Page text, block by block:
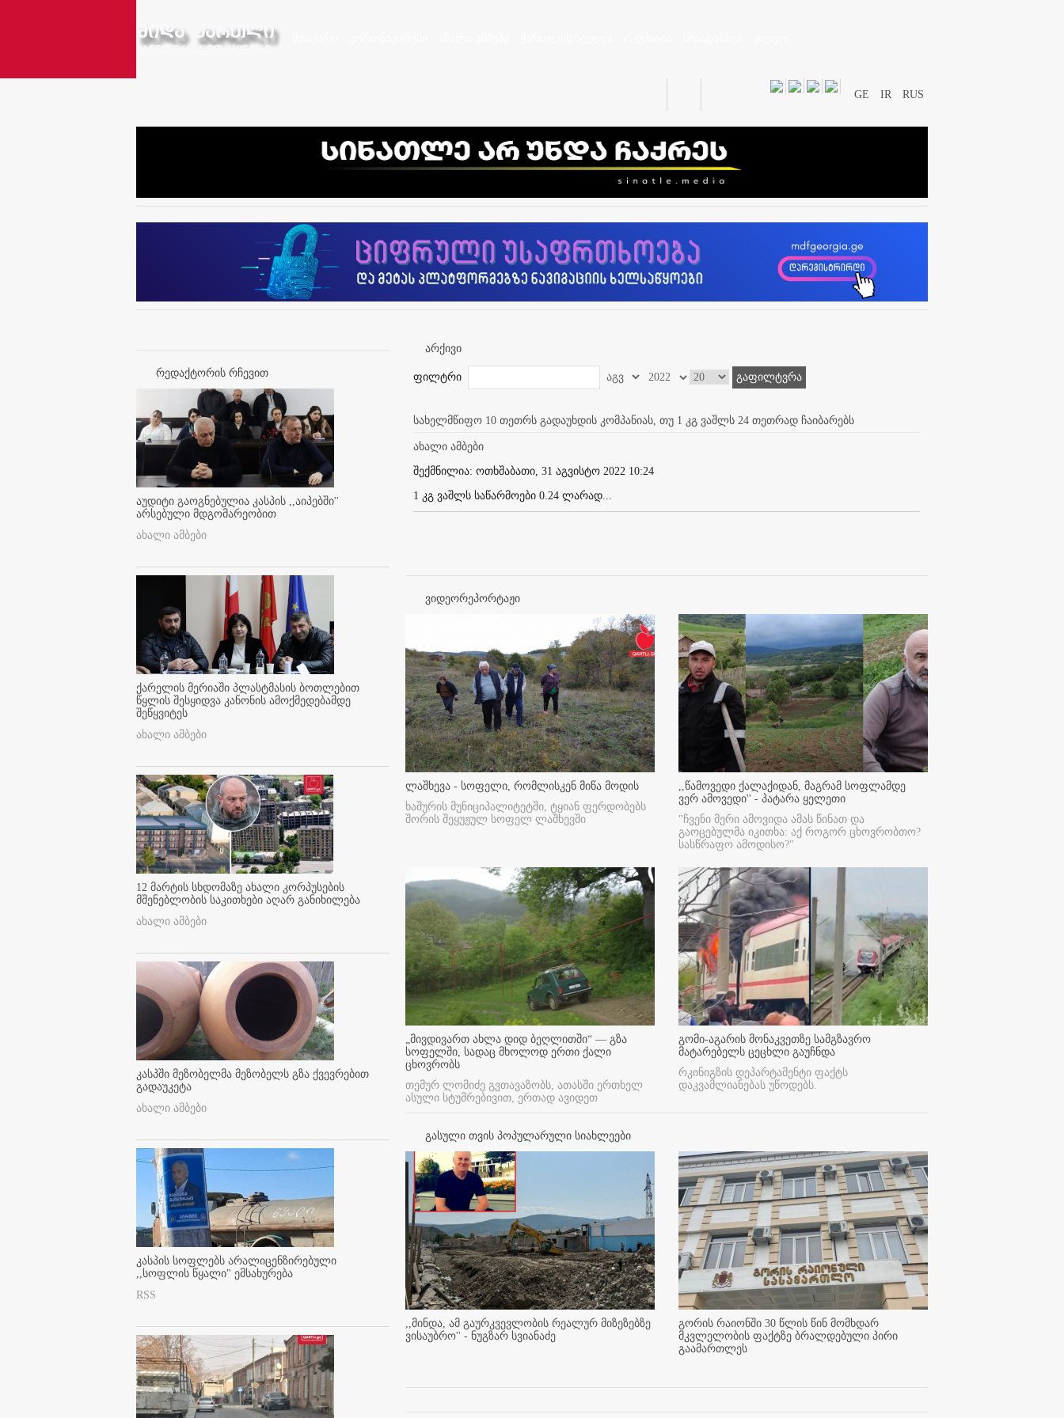
GE IR RUS
რედაქტორის რჩევით
აუდიტი გაოგნებულია კასპის ,,აიპებში''
არსებული მდგომარეობით
ახალი ამბები
ქარელის მერიაში პლასტმასის ბოთლებით
წყლის შესყიდვა კანონის ამოქმედებამდე
შეწყვიტეს
ახალი ამბები
12 მარტის სხდომაზე ახალი კორპუსების
მშენებლობის საკითხები აღარ განიხილება
ახალი ამბები
კასპში მეზობელმა მეზობელს გზა ქვევრებით
გადაუკეტა
ახალი ამბები
კასპის სოფლებს არალიცენზირებული
,,სოფლის წყალი" ემსახურება
RSS
არქივი
ფილტრი გაფილტვრა
სახელმწიფო 10 თეთრს გადაუხდის კომპანიას, თუ 1 კგ ვაშლს 24 თეთრად ჩაიბარებს
ახალი ამბები
შექმნილია: ოთხშაბათი, 31 აგვისტო 2022 10:24
1 კგ ვაშლს საწარმოები 0.24 ლარად...
ვიდეორეპორტაჟი
ლაშხევა - სოფელი, რომლისკენ მიწა მოდის
ხაშურის მუნიციპალიტეტში, ტყიან ფერდობებს
შორის შეყუჟულ სოფელ ლაშხევში
,,წამოვედი ქალაქიდან, მაგრამ სოფლამდე
ვერ ამოვედი'' - პატარა ყელეთი
"ჩვენი მერი ამოვიდა ამას წინათ და
გაოცებულმა იკითხა: აქ როგორ ცხოვრობთო?
სასწრაფო ამოდისო?"
„მივდივართ ახლა დიდ ბეღლითში“ — გზა
სოფელში, სადაც მხოლოდ ერთი ქალი
ცხოვრობს
თემურ ლომიძე გვთავაზობს, ათასში ერთხელ
ასული სტუმრებივით, ერთად ავიდეთ
გომი-აგარის მონაკვეთზე სამგზავრო
მატარებელს ცეცხლი გაუჩნდა
რკინიგზის დეპარტამენტი ფაქტს
დაკვამლიანებას უწოდებს.
გასული თვის პოპულარული სიახლეები
,,მინდა, ამ გაურკვევლობის რეალურ მიზეზებზე
ვისაუბრო'' - ნუგზარ სვიანაძე
გორის რაიონში 30 წლის წინ მომხდარ
მკვლელობის ფაქტზე ბრალდებული პირი
გაამართლეს